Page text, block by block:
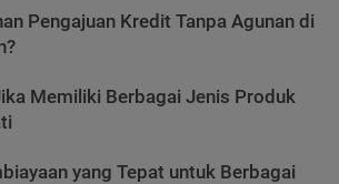
Pengajuan Kredit Tanpa Agunan di
Memiliki Berbagai Jenis Produk
yang Tepat untuk Berbagai